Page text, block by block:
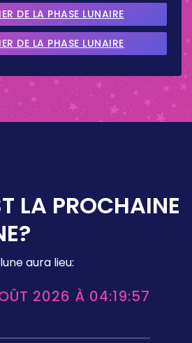
2026
DE LA PHASE LUNAIRE
2026
DE LA PHASE LUNAIRE
LA PROCHAINE
aura lieu:
2026 À 04:19:57